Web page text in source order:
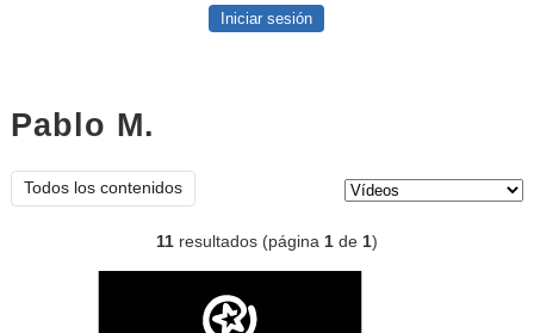
Iniciar sesión
Pablo M.
Todos los contenidos
11resultados (página 1de 1)